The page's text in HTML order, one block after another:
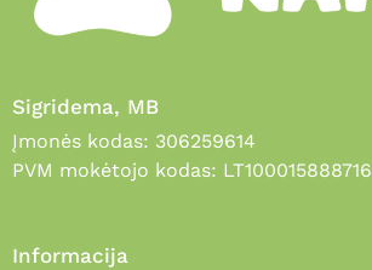
Sigridema, MB
Įmonės kodas: 306259614
PVM mokėtojo kodas: LT100015888716
Informacija